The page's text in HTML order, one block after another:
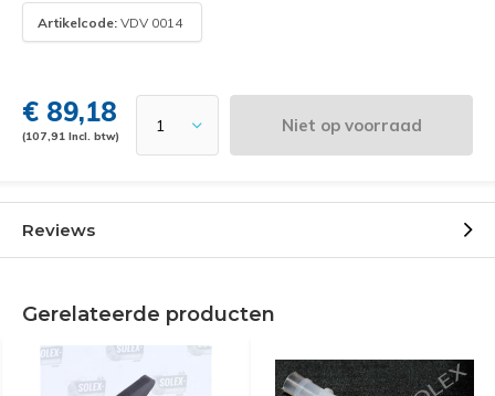
Artikelcode: VDV 0014
€ 89,18
(107,91 Incl. btw)
Niet op voorraad
Reviews
Gerelateerde producten